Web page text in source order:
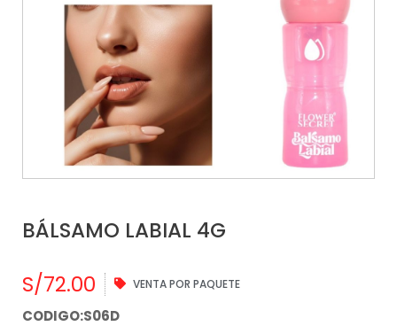
BÁLSAMO LABIAL 4G
S/72.00 VENTA POR PAQUETE
CODIGO:S06D